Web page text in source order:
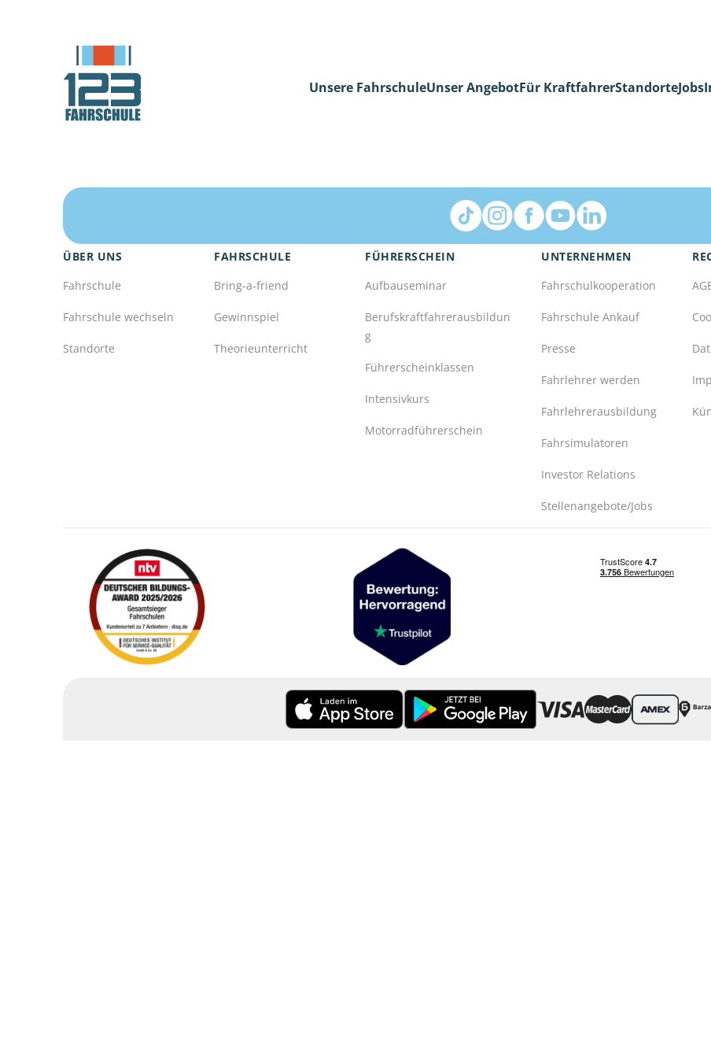
Unsere FahrschuleUnser AngebotFür KraftfahrerStandorteJobs
ÜBER UNS
Fahrschule
Fahrschule wechseln
Standorte
FAHRSCHULE
Bring-a-friend
Gewinnspiel
Theorieunterricht
FÜHRERSCHEIN
Aufbauseminar
Berufskraftfahrerausbildun
g
Führerscheinklassen
Intensivkurs
Motorradführerschein
UNTERNEHMEN
Fahrschulkooperation
Fahrschule Ankauf
Presse
Fahrlehrer werden
Fahrlehrerausbildung
Fahrsimulatoren
Investor Relations
Stellenangebote/Jobs